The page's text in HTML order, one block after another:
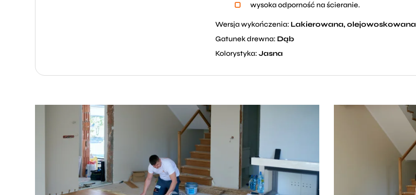
wysoka odporność na ścieranie.
Wersja wykończenia: Lakierowana, olejowoskowana
Gatunek drewna: Dąb
Kolorystyka: Jasna